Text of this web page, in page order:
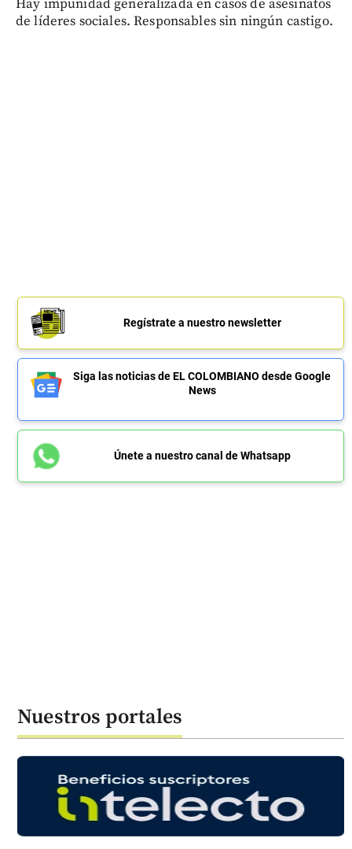
Hay impunidad generalizada en casos de asesinatos
de líderes sociales. Responsables sin ningún castigo.
Regístrate a nuestro newsletter
Siga las noticias de EL COLOMBIANO desde Google
News
Únete a nuestro canal de Whatsapp
Nuestros portales